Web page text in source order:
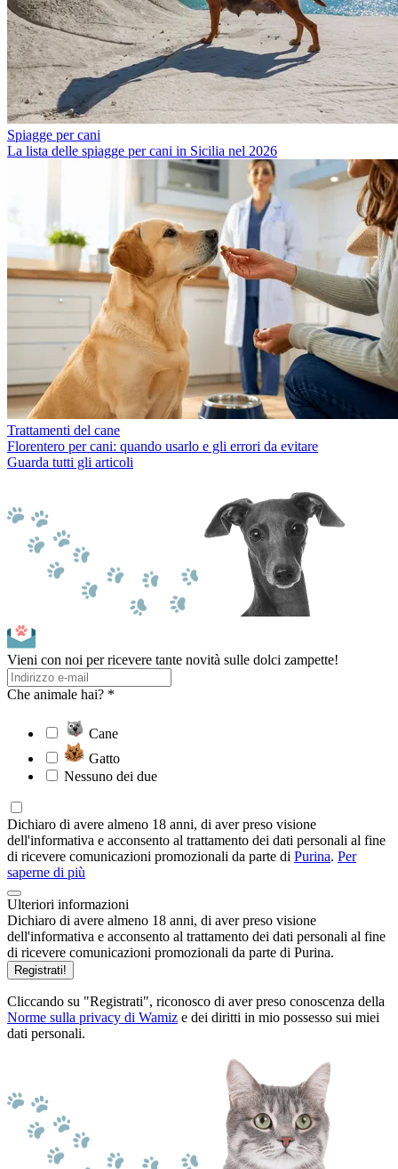
Spiagge per cani
La lista delle spiagge per cani in Sicilia nel 2026
Trattamenti del cane
Florentero per cani: quando usarlo e gli errori da evitare
Guarda tutti gli articoli
Vieni con noi per ricevere tante novità sulle dolci zampette!
Che animale hai? *
Cane
Gatto
Nessuno dei due
Dichiaro di avere almeno 18 anni, di aver preso visione
dell'informativa e acconsento al trattamento dei dati personali al fine
di ricevere comunicazioni promozionali da parte di Purina. Per
saperne di più
Ulteriori informazioni
Dichiaro di avere almeno 18 anni, di aver preso visione
dell'informativa e acconsento al trattamento dei dati personali al fine
di ricevere comunicazioni promozionali da parte di Purina.
Registrati!
Cliccando su "Registrati", riconosco di aver preso conoscenza della
Norme sulla privacy di Wamiz e dei diritti in mio possesso sui miei
dati personali.